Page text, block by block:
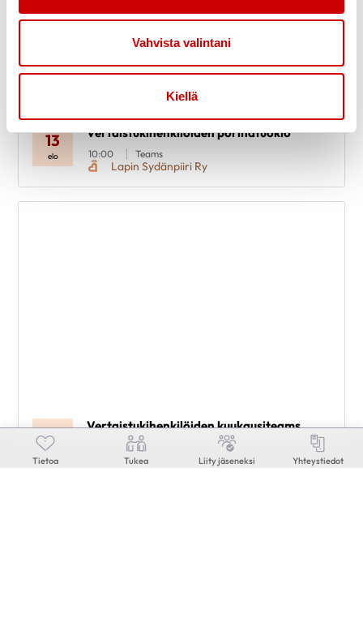
Vahvista valintani
Kiellä
13
elo
Vertaistukihenkilöiden porinatuokio
10:00 Teams
Lapin Sydänpiiri Ry
19
elo
Vertaistukihenkilöiden kuukausiteams
Teams
Lapin Sydänpiiri Ry
Tietoa Tukea Liity jäseneksi Yhteystiedot